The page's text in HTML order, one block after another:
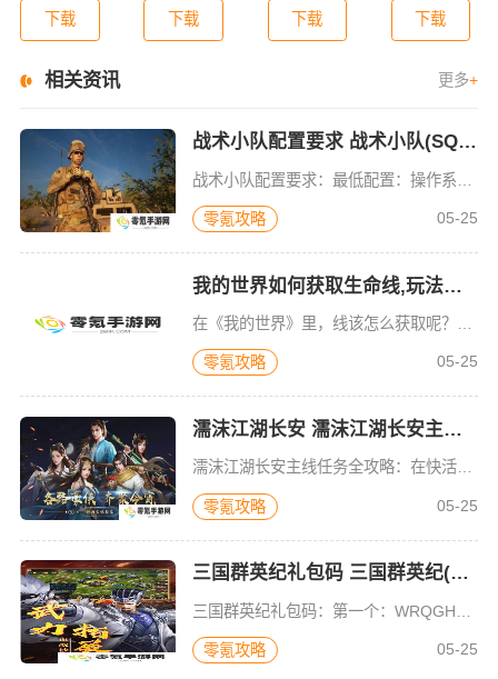
下载 下载 下载 下载
相关资讯 更多+
战术小队配置要求 战术小队(SQUAD最低)配置要求一览及优化设置
零氪攻略 05-25
我的世界如何获取生命线,玩法超全解析,我的世界生命之石使用指南,技巧大公开
零氪攻略 05-25
濡沫江湖长安 濡沫江湖长安主线(支线)任务全攻略
濡沫江湖长安主线任务全攻略：在快活林（22,8）进入长安郊外，在长安郊外（17,45）捡到锦盒，你发现这正是在杭州官府交给萧姑娘的锦盒，便决定先找到萧姑娘，在长安郊外（29,27）处发现地上有一滩血迹
零氪攻略 05-25
三国群英纪礼包码 三国群英纪(最新)礼包码大全分享
零氪攻略 05-25